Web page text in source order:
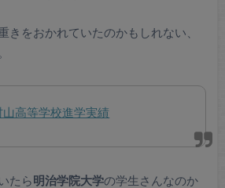
きをおかれていたのかもしれない、
高等学校進学実績
たら明治学院大学の学生さんなのか